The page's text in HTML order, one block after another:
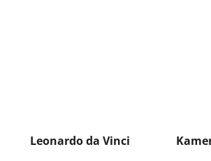
Leonardo da Vinci